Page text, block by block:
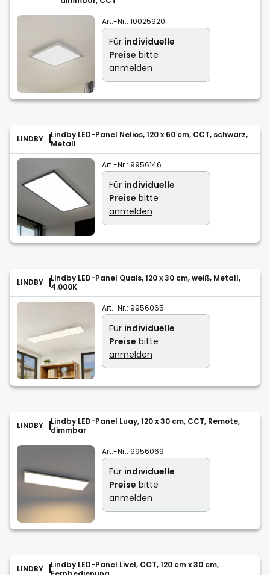
Art.-Nr.: 10025920
Für individuelle
Preise bitte
anmelden
LINDBY
Lindby LED-Panel Nelios, 120 x 60 cm, CCT, schwarz,
Metall
Art.-Nr.: 9956146
Für individuelle
Preise bitte
anmelden
LINDBY
Lindby LED-Panel Quais, 120 x 30 cm, weiß, Metall,
4.000K
Art.-Nr.: 9956065
Für individuelle
Preise bitte
anmelden
LINDBY
Lindby LED-Panel Luay, 120 x 30 cm, CCT, Remote,
dimmbar
Art.-Nr.: 9956069
Für individuelle
Preise bitte
anmelden
LINDBY
Lindby LED-Panel Livel, CCT, 120 cm x 30 cm,